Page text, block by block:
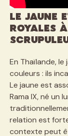
Le jaune
royales
En Thaïlande,
couleurs : ils
Le jaune est
Rama IX, né un
relation est
contexte peut